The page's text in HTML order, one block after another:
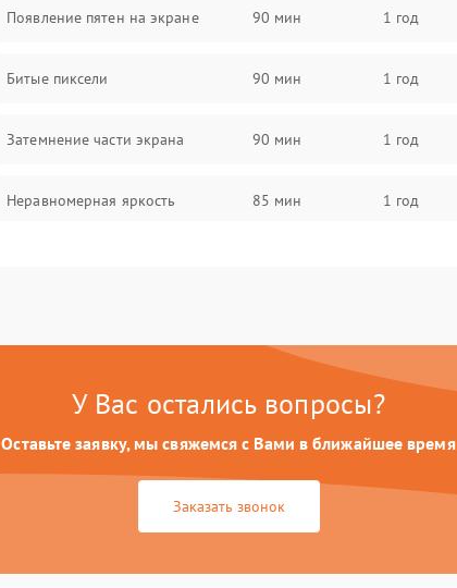
Появление пятен на экране 90 мин 1 год
Битые пиксели 90 мин 1 год
Затемнение части экрана 90 мин 1 год
Неравномерная яркость 85 мин 1 год
У Вас остались вопросы?
Оставьте заявку, мы свяжемся с Вами в ближайшее время
Заказать звонок